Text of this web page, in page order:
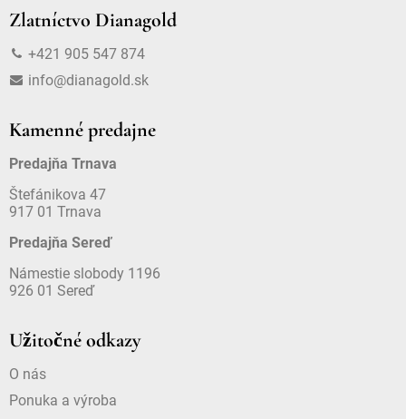
Zlatníctvo Dianagold
+421 905 547 874
info@dianagold.sk
Kamenné predajne
Predajňa Trnava
Štefánikova 47
917 01 Trnava
Predajňa Sereď
Námestie slobody 1196
926 01 Sereď
Užitočné odkazy
O nás
Ponuka a výroba